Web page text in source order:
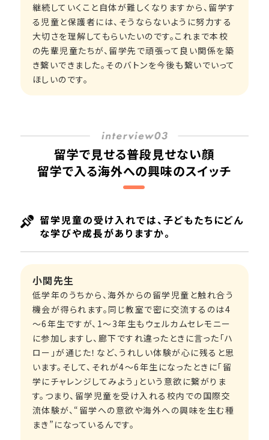
継続していくこと自体が難しくなりますから、留学す
る児童と保護者には、そうならないように努力する
大切さを理解してもらいたいのです。これまで本校
の先輩児童たちが、留学先で頑張って良い関係を築
き繋いできました。そのバトンを今後も繋いでいって
ほしいのです。
留学で見せる普段見せない顔
留学で入る海外への興味のスイッチ
留学児童の受け入れでは、子どもたちにどん
な学びや成長がありますか。
小関先生
低学年のうちから、海外からの留学児童と触れ合う
機会が得られます。同じ教室で密に交流するのは4
～6年生ですが、1～3年生もウェルカムセレモニー
に参加しますし、廊下ですれ違ったときに言った「ハ
ロー」が通じた！など、うれしい体験が心に残ると思
います。そして、それが4～6年生になったときに「留
学にチャレンジしてみよう」という意欲に繋がりま
す。つまり、留学児童を受け入れる校内での国際交
流体験が、“留学への意欲や海外への興味を生む種
まき”になっているんです。